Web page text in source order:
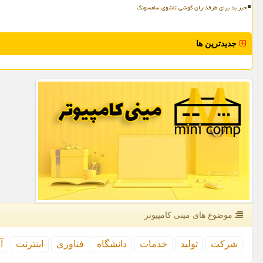
خبر بد برای طرفداران گوشی تاشوی سامسونگ
جدیدترین ها
موضوع های مینی كامپیوتر
شركت تولید خدمات دانشگاه فناوری اینترنت